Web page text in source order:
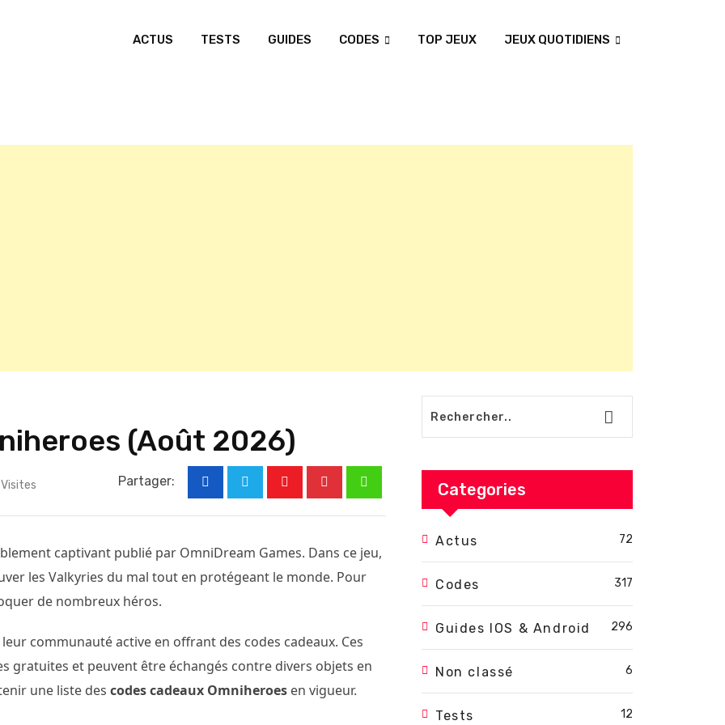
ACTUS TESTS GUIDES CODES TOP JEUX JEUX QUOTIDIENS
(Août 2026)
Visites Partager:
captivant publié par OmniDream Games. Dans ce jeu,
les Valkyries du mal tout en protégeant le monde. Pour
de nombreux héros.
communauté active en offrant des codes cadeaux. Ces
gratuites et peuvent être échangés contre divers objets en
une liste des codes cadeaux Omniheroes en vigueur.
Categories
Actus 72
Codes 317
Guides IOS & Android 296
Non classé 6
Tests 12